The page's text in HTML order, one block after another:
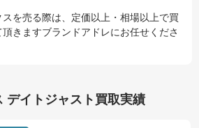
スを売る際は、定価以上・相場以上で買
頂きますブランドアドレにお任せくださ
デイトジャスト買取実績